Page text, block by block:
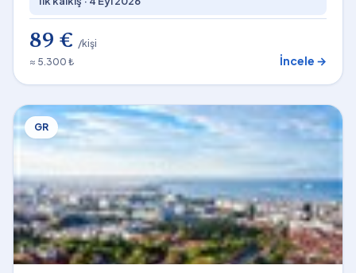
89 € /kişi
≈ 5.300 ₺
İncele →
GR